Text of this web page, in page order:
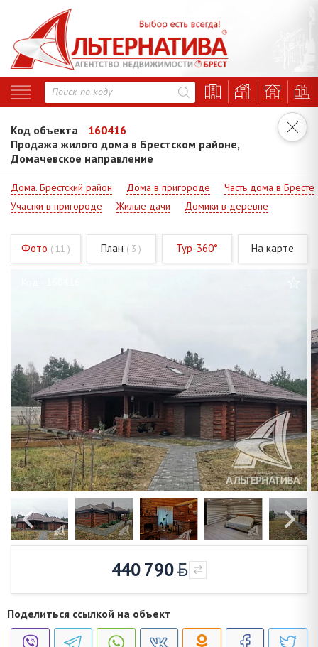
Код объекта
160416
Продажа жилого дома в Брестском районе,
Домачевское направление
Дома. Брестский район Дома в пригороде
Часть дома в Бресте
Участки в пригороде
Жилые дачи Домики в деревне
Фото ( 11 ) План ( 3 ) Тур-360° На карте
440 790
Поделиться ссылкой на объект